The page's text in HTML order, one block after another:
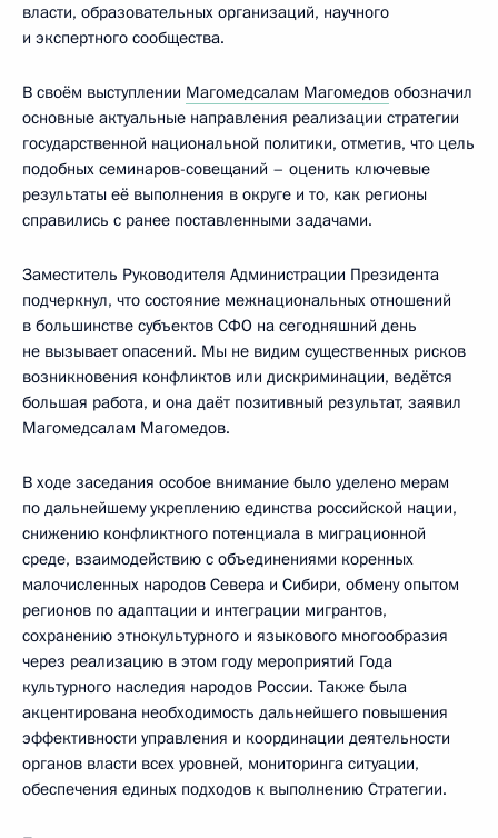
власти, образовательных организаций, научного
и экспертного сообщества.
В своём выступлении Магомедсалам Магомедов обозначил
основные актуальные направления реализации стратегии
государственной национальной политики, отметив, что цель
подобных семинаров-совещаний – оценить ключевые
результаты её выполнения в округе и то, как регионы
справились с ранее поставленными задачами.
Заместитель Руководителя Администрации Президента
подчеркнул, что состояние межнациональных отношений
в большинстве субъектов СФО на сегодняшний день
не вызывает опасений. Мы не видим существенных рисков
возникновения конфликтов или дискриминации, ведётся
большая работа, и она даёт позитивный результат, заявил
Магомедсалам Магомедов.
В ходе заседания особое внимание было уделено мерам
по дальнейшему укреплению единства российской нации,
снижению конфликтного потенциала в миграционной
среде, взаимодействию с объединениями коренных
малочисленных народов Севера и Сибири, обмену опытом
регионов по адаптации и интеграции мигрантов,
сохранению этнокультурного и языкового многообразия
через реализацию в этом году мероприятий Года
культурного наследия народов России. Также была
акцентирована необходимость дальнейшего повышения
эффективности управления и координации деятельности
органов власти всех уровней, мониторинга ситуации,
обеспечения единых подходов к выполнению Стратегии.